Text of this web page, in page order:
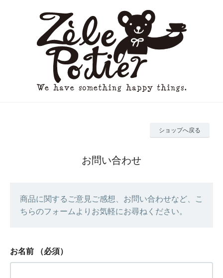
ショップへ戻る
お問い合わせ
商品に関するご意見ご感想、お問い合わせなど、こ
ちらのフォームよりお気軽にお尋ねください。
お名前 （必須）